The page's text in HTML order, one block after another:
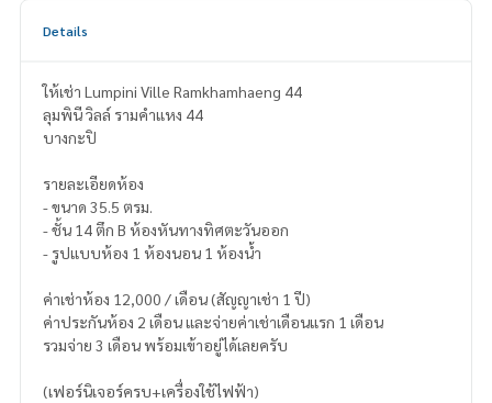
Details
ให้เช่า Lumpini Ville Ramkhamhaeng 44
ลุมพินี วิลล์ รามคำแหง 44
บางกะปิ
รายละเอียดห้อง
- ขนาด ​35.5​ ตรม.
- ชั้น 14 ตึก B ห้องหันทางทิศตะวันออก
- รูปแบบห้อง 1 ห้องนอน 1 ห้องน้ำ
ค่าเช่าห้อง 12,000 / เดือน (สัญญาเช่า 1 ปี)
ค่าประกันห้อง 2 เดือน และจ่ายค่าเช่าเดือนแรก 1 เดือน
รวมจ่าย 3 เดือน พร้อมเข้าอยู่ได้เลยครับ
(เฟอร์นิเจอร์ครบ+เครื่องใช้ไฟฟ้า)